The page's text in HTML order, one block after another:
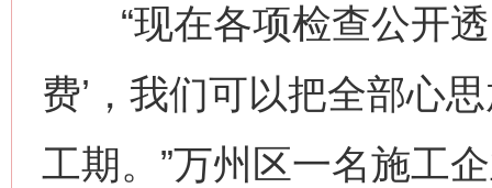
“现在各项检查公开透
费’，我们可以把全部心
工期。”万州区一名施工